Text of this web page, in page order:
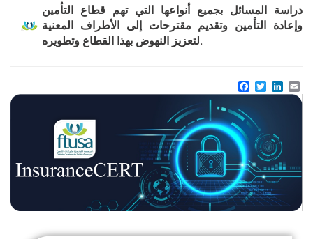
دراسة المسائل بجميع أنواعها التي تهم قطاع التأمين
وإعادة التأمين وتقديم مقترحات إلى الأطراف المعنية
لتعزيز النهوض بهذا القطاع وتطويره.
Facebook
Twitter